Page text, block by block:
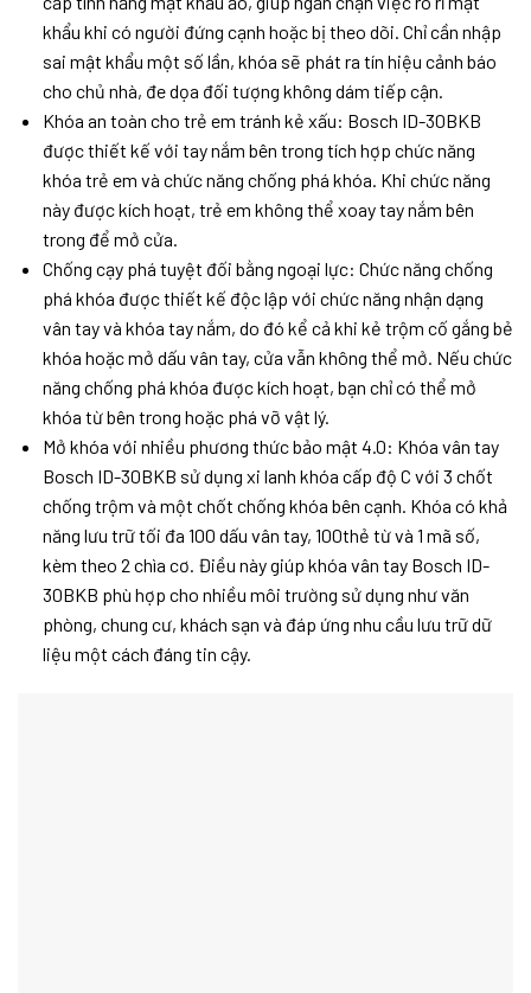
khẩu khi có người đứng cạnh hoặc bị theo dõi. Chỉ cần nhập
sai mật khẩu một số lần, khóa sẽ phát ra tín hiệu cảnh báo
cho chủ nhà, đe dọa đối tượng không dám tiếp cận.
Khóa an toàn cho trẻ em tránh kẻ xấu: Bosch ID-30BKB
được thiết kế với tay nắm bên trong tích hợp chức năng
khóa trẻ em và chức năng chống phá khóa. Khi chức năng
này được kích hoạt, trẻ em không thể xoay tay nắm bên
trong để mở cửa.
Chống cạy phá tuyệt đối bằng ngoại lực: Chức năng chống
phá khóa được thiết kế độc lập với chức năng nhận dạng
vân tay và khóa tay nắm, do đó kể cả khi kẻ trộm cố gắng bẻ
khóa hoặc mở dấu vân tay, cửa vẫn không thể mở. Nếu chức
năng chống phá khóa được kích hoạt, bạn chỉ có thể mở
khóa từ bên trong hoặc phá vỡ vật lý.
Mở khóa với nhiều phương thức bảo mật 4.0: Khóa vân tay
Bosch ID-30BKB sử dụng xi lanh khóa cấp độ C với 3 chốt
chống trộm và một chốt chống khóa bên cạnh. Khóa có khả
năng lưu trữ tối đa 100 dấu vân tay, 100thẻ từ và 1 mã số,
kèm theo 2 chìa cơ. Điều này giúp khóa vân tay Bosch ID-
30BKB phù hợp cho nhiều môi trường sử dụng như văn
phòng, chung cư, khách sạn và đáp ứng nhu cầu lưu trữ dữ
liệu một cách đáng tin cậy.